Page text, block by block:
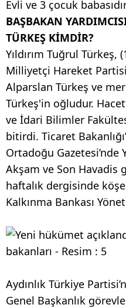
Evli ve 3 çocuk
BAŞBAKAN
TÜRKEŞ KİMDİR?
Yıldırım Tuğrul Türkeş,
Milliyetçi Hareket
Alparslan Türkeş ve
Türkeş'in oğludur.
ve İdari Bilimler
bitirdi. Ticaret
Ortadoğu Gazetesi’nde
Akşam ve Son Havadis
haftalık dergisinde köşe
Kalkınma Bankası
Aydınlık Türkiye
Genel Başkanlık